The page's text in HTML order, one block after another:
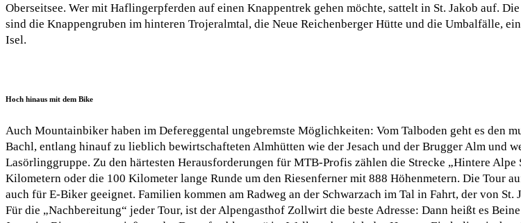
Oberseitsee. Wer mit Haflingerpferden auf einen Knappentrek gehen möchte, sattelt in St. Jakob auf.
sind die Knappengruben im hinteren Trojeralmtal, die Neue Reichenberger Hütte und die Umbalfälle,
Isel.
Hoch hinaus mit dem Bike
Auch Mountainbiker haben im Defereggental ungebremste Möglichkeiten: Vom Talboden geht es den
Bachl, entlang hinauf zu lieblich bewirtschafteten Almhütten wie der Jesach und der Brugger Alm und
Lasörlinggruppe. Zu den härtesten Herausforderungen für MTB-Profis zählen die Strecke „Hintere Alpe
Kilometern oder die 100 Kilometer lange Runde um den Riesenferner mit 888 Höhenmetern. Die Tour
auch für E-Biker geeignet. Familien kommen am Radweg an der Schwarzach im Tal in Fahrt, der von
Für die „Nachbereitung“ jeder Tour, ist der Alpengasthof Zollwirt die beste Adresse: Dann heißt es